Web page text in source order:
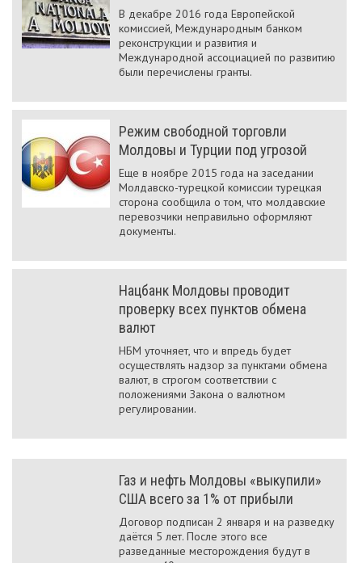
В декабре 2016 года Европейской
комиссией, Международным банком
реконструкции и развития и
Международной ассоциацией по развитию
были перечислены гранты.
Режим свободной торговли
Молдовы и Турции под угрозой
Еще в ноябре 2015 года на заседании
Молдавско-турецкой комиссии турецкая
сторона сообщила о том, что молдавские
перевозчики неправильно оформляют
документы.
Нацбанк Молдовы проводит
проверку всех пунктов обмена
валют
НБМ уточняет, что и впредь будет
осуществлять надзор за пунктами обмена
валют, в строгом соответствии с
положениями Закона о валютном
регулировании.
Газ и нефть Молдовы «выкупили»
США всего за 1% от прибыли
Договор подписан 2 января и на разведку
даётся 5 лет. После этого все
разведанные месторождения будут в